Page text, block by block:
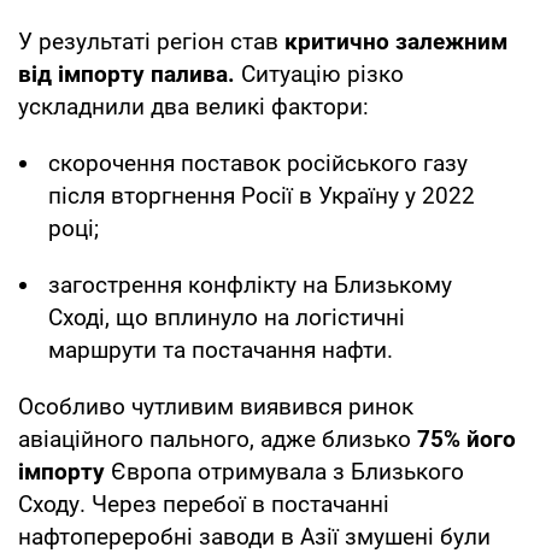
У результаті регіон став критично залежним
від імпорту палива. Ситуацію різко
ускладнили два великі фактори:
скорочення поставок російського газу
після вторгнення Росії в Україну у 2022
році;
загострення конфлікту на Близькому
Сході, що вплинуло на логістичні
маршрути та постачання нафти.
Особливо чутливим виявився ринок
авіаційного пального, адже близько 75% його
імпорту Європа отримувала з Близького
Сходу. Через перебої в постачанні
нафтопереробні заводи в Азії змушені були